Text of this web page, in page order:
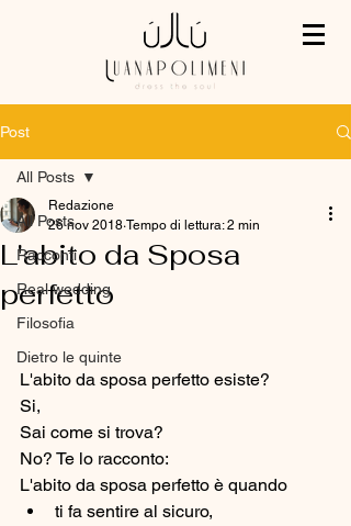
Post
All Posts
Racconti
Real wedding
Filosofia
Dietro le quinte
All Posts
L'abito da Sposa
perfetto
Redazione
26 nov 2018 Tempo di lettura: 2 min
L'abito da sposa perfetto esiste?
Si,
Sai come si trova?
No? Te lo racconto:
L'abito da sposa perfetto è quando
ti fa sentire al sicuro,